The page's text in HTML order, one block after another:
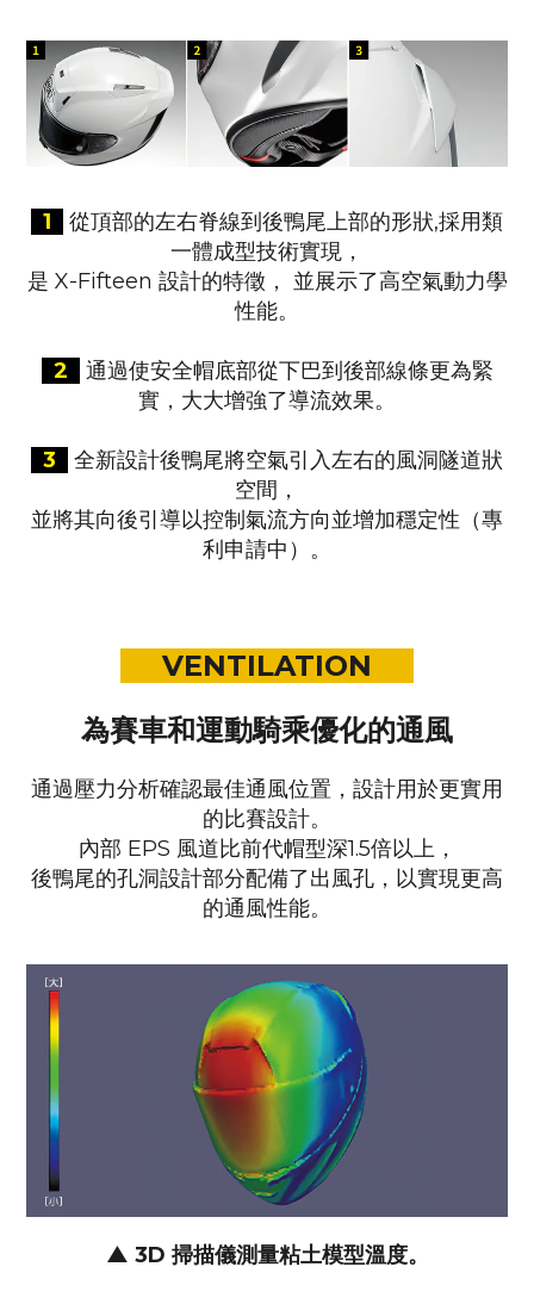
1
從頂部的左右脊線到後鴨尾上部的形狀,採用類
一體成型技術實現，
是 X-Fifteen 設計的特徵， 並展示了高空氣動力學
性能。
2
通過使安全帽底部從下巴到後部線條更為緊
實，大大增強了導流效果。
3
全新設計後鴨尾將空氣引入左右的風洞隧道狀
空間，
並將其向後引導以控制氣流方向並增加穩定性（專
利申請中）。
VENTILATION
為賽車和運動騎乘優化的通風
通過壓力分析確認最佳通風位置， 設計用於更實用
的比賽設計。
內部 EPS 風道比前代帽型深1.5倍以上，
後鴨尾的孔洞設計部分配備了出風孔，以實現更高
的通風性能。
▲ 3D 掃描儀測量粘土模型溫度。